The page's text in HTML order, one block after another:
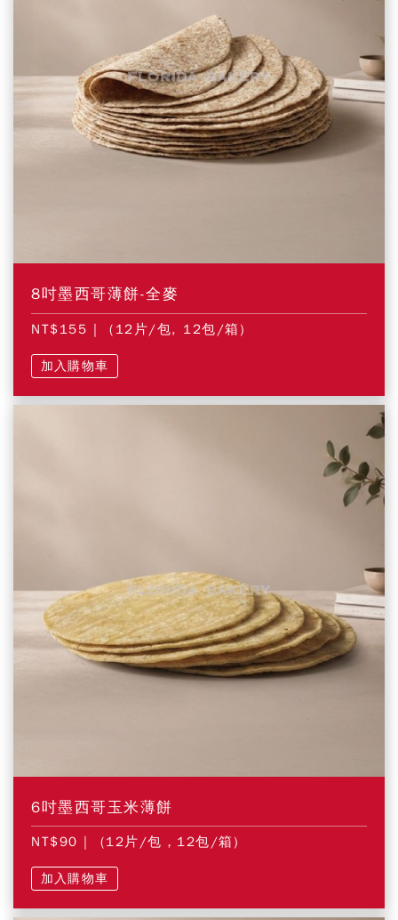
8吋墨西哥薄餅-全麥
NT$155 | (12片/包, 12包/箱)
加入購物車
6吋墨西哥玉米薄餅
NT$90 | (12片/包，12包/箱)
加入購物車